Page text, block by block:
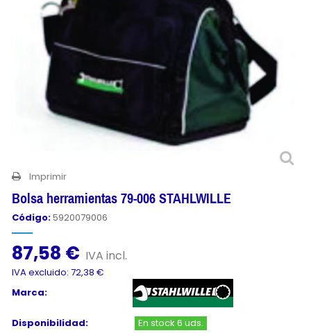
Imprimir
Bolsa herramientas 79-006 STAHLWILLE
Código:5920079006
87,58 € IVA incl.
IVA excluido: 72,38 €
Marca:
Disponibilidad:
En stock 6 uds.